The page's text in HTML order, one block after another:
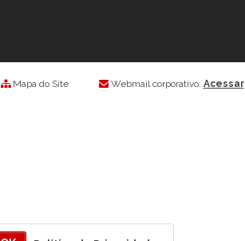
Mapa do Site Webmail corporativo: Acessar